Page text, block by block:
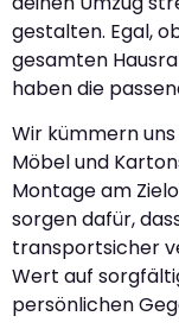
gestalten. Egal,
gesamten
haben die
Wir kümmern
Möbel und
Montage am
sorgen dafür,
transportsicher
Wert auf
persönlichen